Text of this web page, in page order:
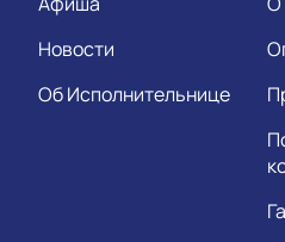
Новости
Об Исполнительнице